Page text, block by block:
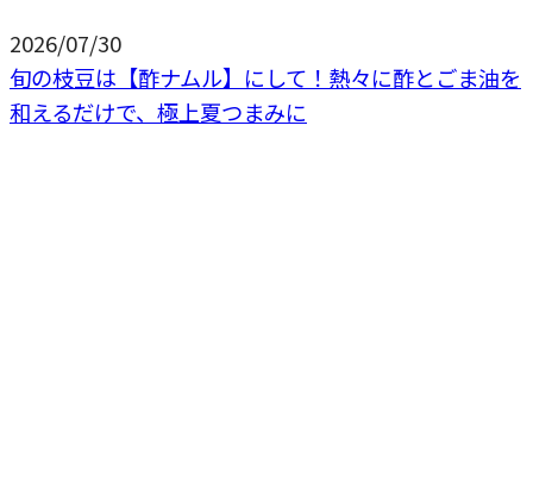
2026/07/30
旬の枝豆は【酢ナムル】にして！熱々に酢とごま油を
和えるだけで、極上夏つまみに